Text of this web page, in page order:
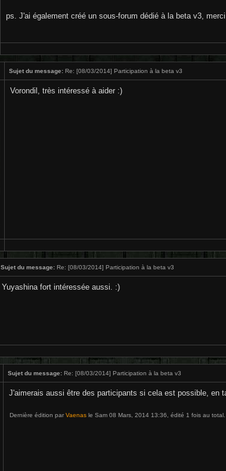
ps. J'ai également créé un sous-forum dédié à la beta v3,
Sujet du message: Re: [08/03/2014] Participation à la beta v3
Vorondil, très intéressé à aider :)
Sujet du message: Re: [08/03/2014] Participation à la beta v3
Yuyashina fort intéressée aussi. :)
Sujet du message: Re: [08/03/2014] Participation à la beta v3
J'aimerais aussi être des participants si cela est possible, en
Dernière édition par Vaenas le Sam 08 Mars, 2014 13:36, édité 1 fois au total.